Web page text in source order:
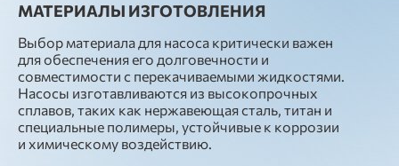
МАТЕРИАЛЫ ИЗГОТОВЛЕНИЯ
Выбор материала для насоса критически важен
для обеспечения его долговечности и
совместимости с перекачиваемыми жидкостями.
Насосы изготавливаются из высокопрочных
сплавов, таких как нержавеющая сталь, титан и
специальные полимеры, устойчивые к коррозии
и химическому воздействию.